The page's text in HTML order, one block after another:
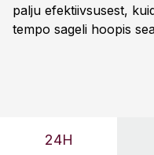
palju efektiivsusest,
tempo sageli hoopis
24H